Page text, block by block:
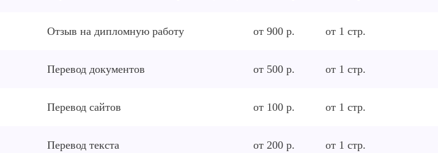
Отзыв на дипломную работу от 900 р. от 1 стр.
Перевод документов от 500 р. от 1 стр.
Перевод сайтов от 100 р. от 1 стр.
Перевод текста от 200 р. от 1 стр.